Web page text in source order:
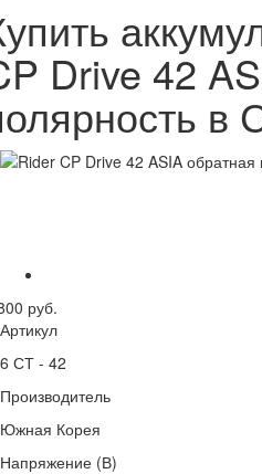
Drive 42
в
руб.
Артикул
6 СТ - 42
Производитель
Южная Корея
Напряжение (В)